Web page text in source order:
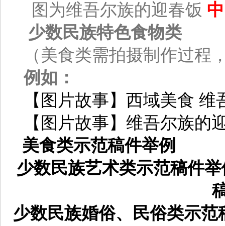
图为维吾尔族的迎春饭
少数民族特色食物类
（美食类需拍摄制作过程
例如：
【图片故事】西域美食 维
【图片故事】维吾尔族的
美食类示范稿件举例
少数民族艺术类示范稿件举
少数民族婚俗、民俗类示范